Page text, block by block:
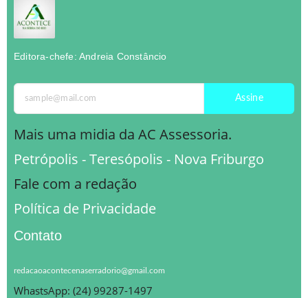
Editora-chefe: Andreia Constâncio
Assine
Mais uma midia da AC Assessoria.
Petrópolis - Teresópolis - Nova Friburgo
Fale com a redação
Política de Privacidade
Contato
redacaoacontecenaserradorio@gmail.com
WhastsApp: (24) 99287-1497